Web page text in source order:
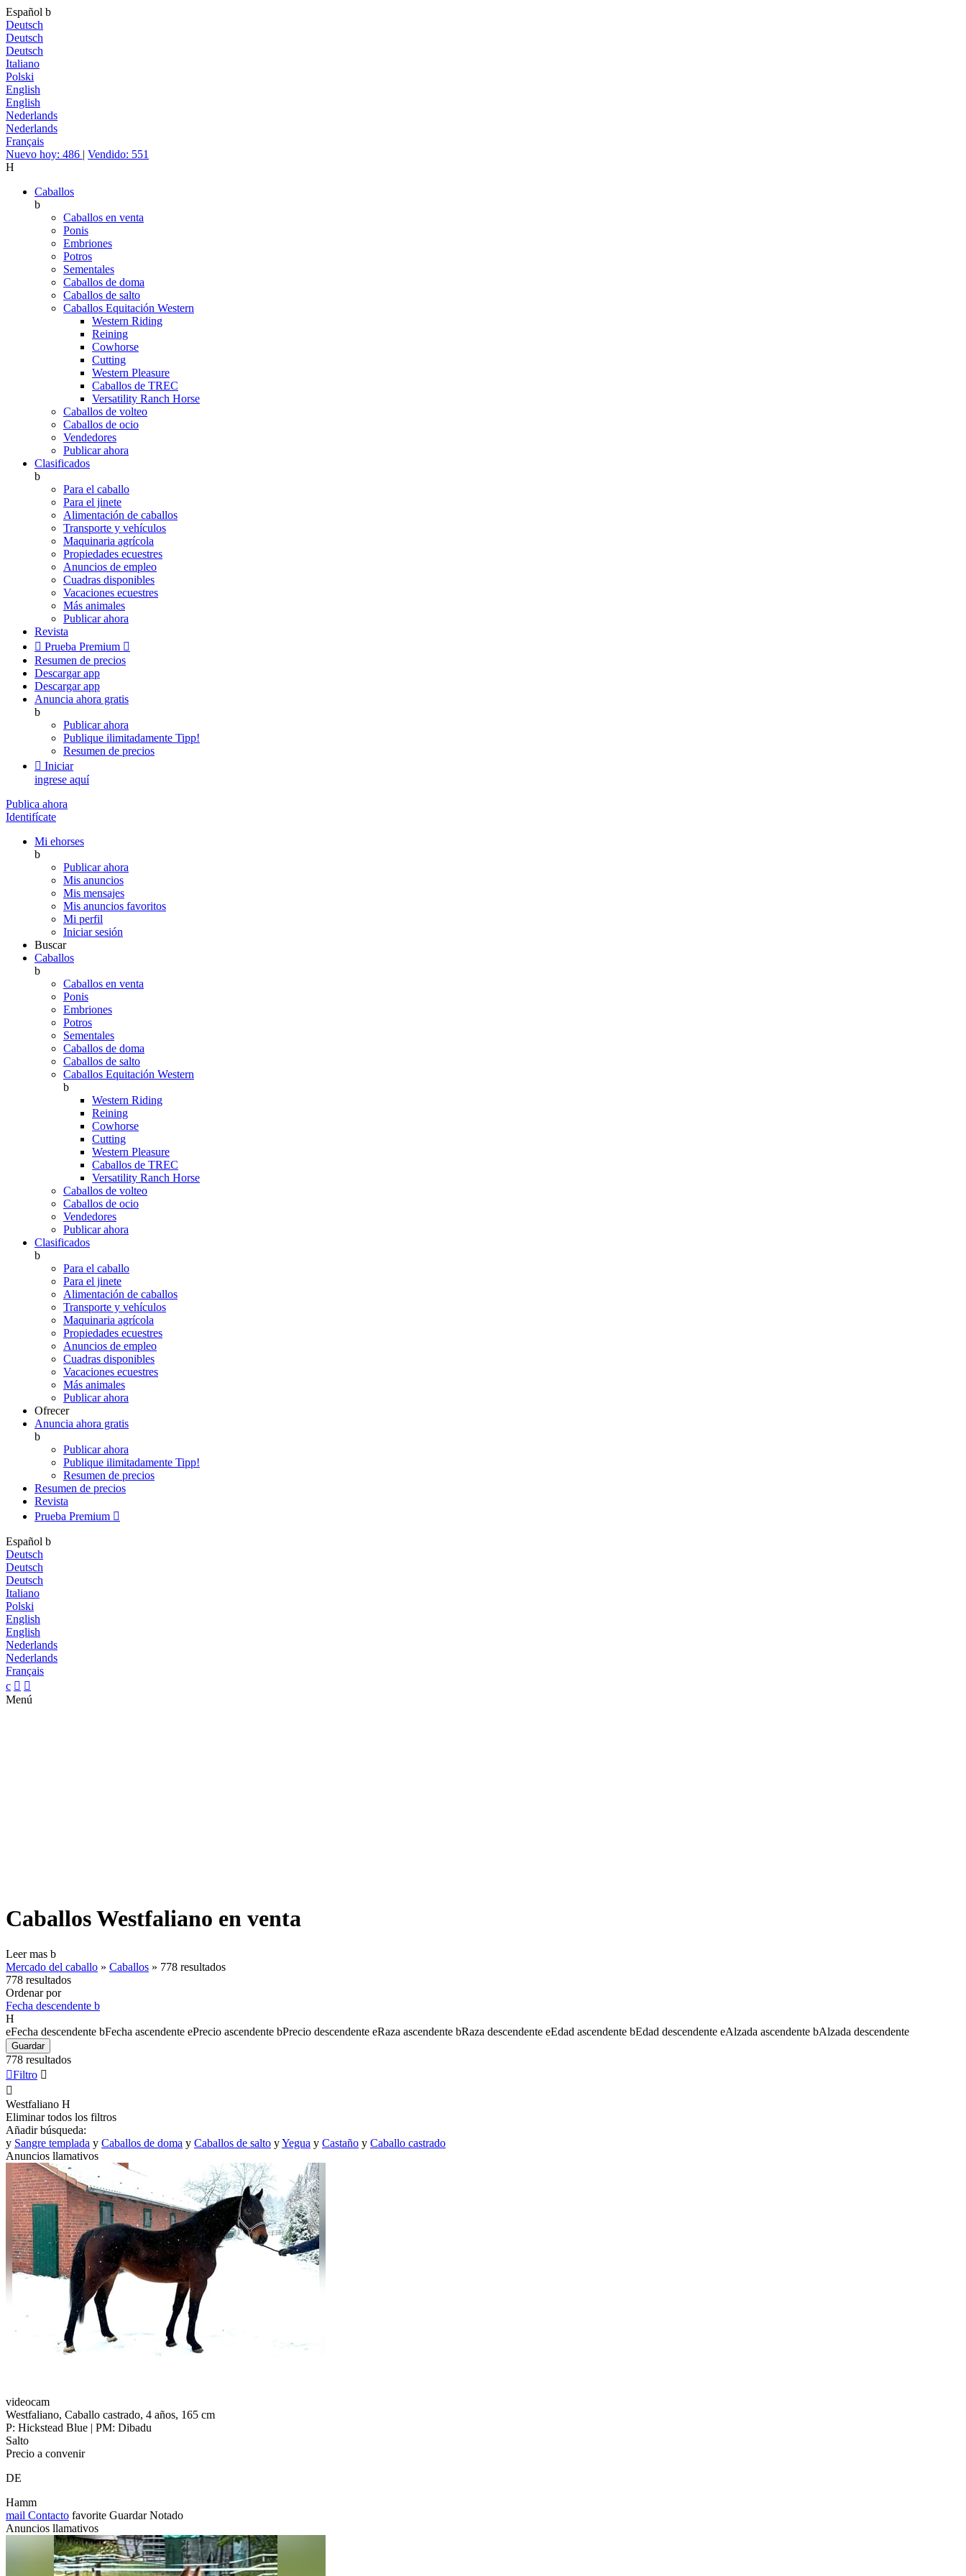
Español b
Deutsch
Deutsch
Deutsch
Italiano
Polski
English
English
Nederlands
Nederlands
Français
Nuevo hoy: 486 | Vendido: 551
H
Caballos
b
Caballos en venta
Ponis
Embriones
Potros
Sementales
Caballos de doma
Caballos de salto
Caballos Equitación Western
Western Riding
Reining
Cowhorse
Cutting
Western Pleasure
Caballos de TREC
Versatility Ranch Horse
Caballos de volteo
Caballos de ocio
Vendedores
Publicar ahora
Clasificados
b
Para el caballo
Para el jinete
Alimentación de caballos
Transporte y vehículos
Maquinaria agrícola
Propiedades ecuestres
Anuncios de empleo
Cuadras disponibles
Vacaciones ecuestres
Más animales
Publicar ahora
Revista
 Prueba Premium 
Resumen de precios
Descargar app
Descargar app
Anuncia ahora gratis
b
Publicar ahora
Publique ilimitadamente Tipp!
Resumen de precios
 Iniciar
ingrese aquí
Publica ahora
Identifícate
Mi ehorses
b
Publicar ahora
Mis anuncios
Mis mensajes
Mis anuncios favoritos
Mi perfil
Iniciar sesión
Buscar
Caballos
b
Caballos en venta
Ponis
Embriones
Potros
Sementales
Caballos de doma
Caballos de salto
Caballos Equitación Western
b
Western Riding
Reining
Cowhorse
Cutting
Western Pleasure
Caballos de TREC
Versatility Ranch Horse
Caballos de volteo
Caballos de ocio
Vendedores
Publicar ahora
Clasificados
b
Para el caballo
Para el jinete
Alimentación de caballos
Transporte y vehículos
Maquinaria agrícola
Propiedades ecuestres
Anuncios de empleo
Cuadras disponibles
Vacaciones ecuestres
Más animales
Publicar ahora
Ofrecer
Anuncia ahora gratis
b
Publicar ahora
Publique ilimitadamente Tipp!
Resumen de precios
Resumen de precios
Revista
Prueba Premium 
Español b
Deutsch
Deutsch
Deutsch
Italiano
Polski
English
English
Nederlands
Nederlands
Français
c  
Menú
Caballos Westfaliano en venta
Leer mas b
Mercado del caballo » Caballos » 778 resultados
778 resultados
Ordenar por
Fecha descendente b
H
eFecha descendente bFecha ascendente ePrecio ascendente bPrecio descendente eRaza ascendente bRaza descendente eEdad ascendente bEdad descendente eAlzada ascendente bAlzada descendente
Guardar
778 resultados
Filtro 

Westfaliano H
Eliminar todos los filtros
Añadir búsqueda:
y Sangre templada y Caballos de doma y Caballos de salto yYegua y Castaño y Caballo castrado
Anuncios llamativos
videocam
Westfaliano, Caballo castrado, 4 años, 165 cm
P: Hickstead Blue | PM: Dibadu
Salto
Precio a convenir
DE
Hamm
mail Contacto favorite Guardar Notado
Anuncios llamativos